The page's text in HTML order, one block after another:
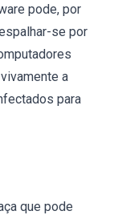
pode, por
se por
a
para
que pode